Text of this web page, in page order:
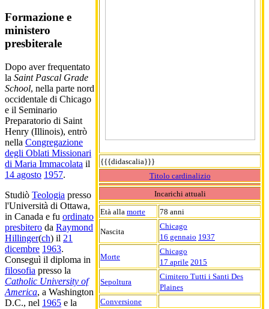
{{{didascalia}}}
Titolo cardinalizio
Incarichi attuali
Età alla morte 78 anni
Nascita
Chicago
16 gennaio 1937
Morte
Chicago
17 aprile 2015
Sepoltura
Cimitero Tutti i Santi Des
Plaines
Conversione
Formazione e
ministero
presbiterale
Dopo aver frequentato
la Saint Pascal Grade
School, nella parte nord
occidentale di Chicago
e il Seminario
Preparatorio di Saint
Henry (Illinois), entrò
nella Congregazione
degli Oblati Missionari
di Maria Immacolata il
14 agosto 1957.
Studiò Teologia presso
l'Università di Ottawa,
in Canada e fu ordinato
presbitero da Raymond
Hillinger(ch) il 21
dicembre 1963.
Conseguì il diploma in
filosofia presso la
Catholic University of
America, a Washington
D.C., nel 1965 e la